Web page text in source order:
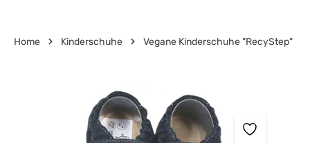
Home Kinderschuhe Vegane Kinderschuhe "RecyStep"
Bildergalerie überspringen